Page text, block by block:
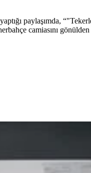
paylaşımda,
camiasını